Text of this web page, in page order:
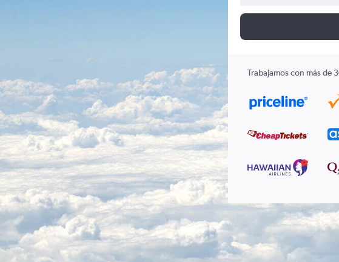
Trabajamos con más de